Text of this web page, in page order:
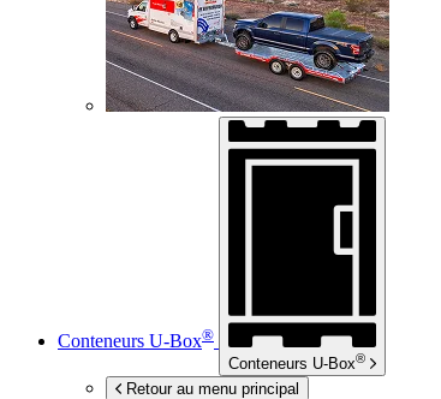
Conteneurs U-Box®
Conteneurs U-Box®
Retour au menu principal